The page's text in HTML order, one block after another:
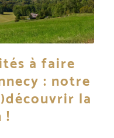
à faire
: notre
la
!